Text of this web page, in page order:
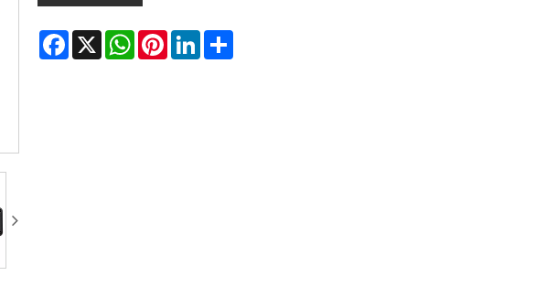
Facebook
X WhatsApp
PinterestLinkedIn